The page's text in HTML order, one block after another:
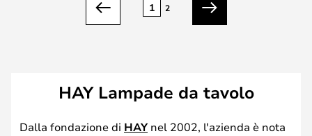
Precedente
1 2
Prossimo
HAY Lampade da tavolo
Dalla fondazione di HAY nel 2002, l'azienda è nota